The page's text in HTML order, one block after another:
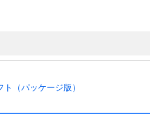
ト（パッケージ版）